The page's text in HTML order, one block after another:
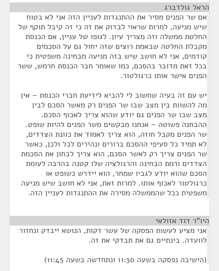
הראל גולדברג
אם שר הפנים מסיר את ההתנגדות לעניין הזה אני לא בטוח
שיש מניעה, למרות שראוי לבדוק את זה כי זה קיבל תוקף של
החלטת ממשלה וזה מצריך עיון. לגופו של עניין, אם הכנסת
מקבלת החלטה שבאמת רוצים שזה יחול גם על הסכמים
קודמים, אני לא חושב שיש בזה מניעה מבחינה משפטית כי
בכל זאת מדובר בהסכם, כמו שאומר חבר הכנסת חרמש, ששר
הפנים אישר אותו כרגולטור.
יש עם זה בעיה שחשוב לי להביא לידיעת חברי הכנסת – אין
מה להשוות בין מצב שבו שר הפנים רק מאשר הסכם לבין
מצב שבו שר הפנים גם יודע שהוא צריך לאכוף הסכם.
ההבחנה פשוטה – אנחנו מבקשים משר הפנים להיות שופט.
שר הפנים מקבל חוזה, הוא צריך לאמוד את כוונת הצדדים,
לא תמיד כל סעיפי ההסכם ברורים ונהירים לכל ולכן, כאשר
שר הפנים צריך רק לאשר הסכם, הוא צריך לבחון את הסכמת
הצדדים ורמת הבחינה והרגולציה שלו קטנה בהרבה לעומת
הסכם שהוא יודע לגביו שמחר, הוא יידרש כשופט או
כרגולטור לאכוף אותו. למרות זאת, אני לא חושב שיש מניעה
משפטית ככל שהממשלה מסירה את ההתנגדות לעניין הזה.
היו"ר דוד אזולאי
אני מציע לעשות הפסקה של עשר דקות, הנושא ייבדק ונחזור
לוועדה. בינתיים גם את תבדקי את זה.
(הישיבה נפסקה בשעה 11:30 ונתחדשה בשעה 11:45)